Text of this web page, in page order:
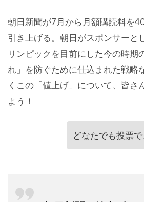
朝日新聞が7月から月額購読料を
引き上げる。朝日がスポンサーと
リンピックを目前にした今の時期
れ」を防ぐために仕込まれた戦略
くこの「値上げ」について、皆さ
よう！
どなたでも投票で